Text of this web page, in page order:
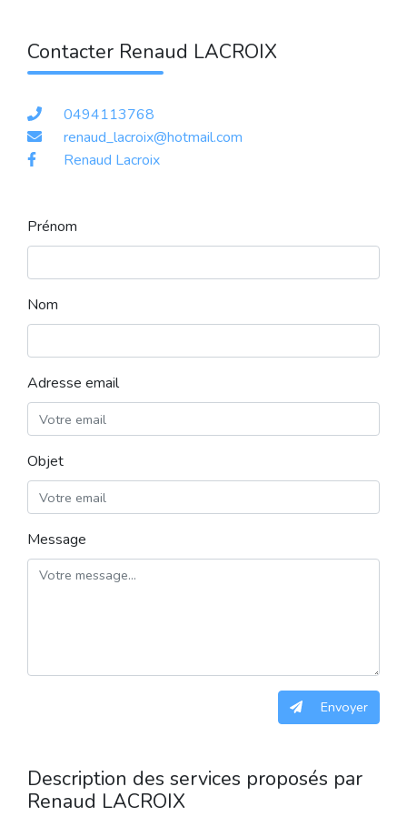
Contacter Renaud LACROIX
0494113768
renaud_lacroix@hotmail.com
Renaud Lacroix
Prénom
Nom
Adresse email
Objet
Message
Envoyer
Description des services proposés par
Renaud LACROIX